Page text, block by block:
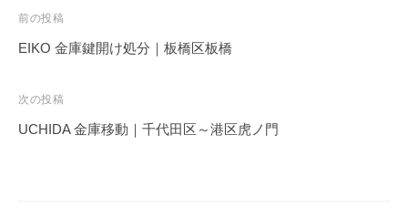
投
稿
ビ
ゲ
前の投稿
EIKO 金庫鍵開け処分｜板橋区板橋
次の投稿
UCHIDA 金庫移動｜千代田区～港区虎ノ門